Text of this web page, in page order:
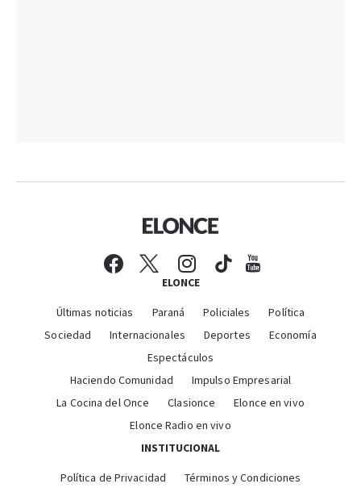
ELONCE
Últimas noticias Paraná Policiales
Política
Sociedad
Internacionales Deportes
Economía
Espectáculos
Haciendo Comunidad
Impulso Empresarial
La Cocina del Once
Clasionce
Elonce en vivo
Elonce Radio en vivo
INSTITUCIONAL
Política de Privacidad Términos y Condiciones